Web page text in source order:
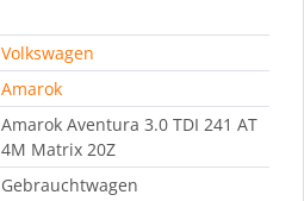
Volkswagen
Amarok
Amarok Aventura 3.0 TDI 241 AT
4M Matrix 20Z
Gebrauchtwagen